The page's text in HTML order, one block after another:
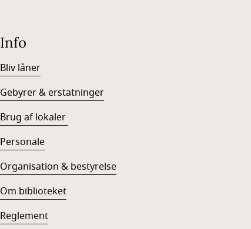
Info
Bliv låner
Gebyrer & erstatninger
Brug af lokaler
Personale
Organisation & bestyrelse
Om biblioteket
Reglement